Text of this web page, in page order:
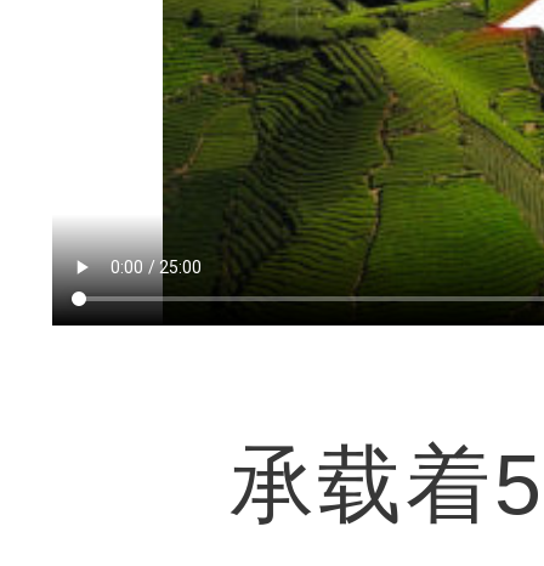
承载着56